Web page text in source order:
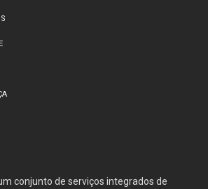
conjunto de serviços integrados de